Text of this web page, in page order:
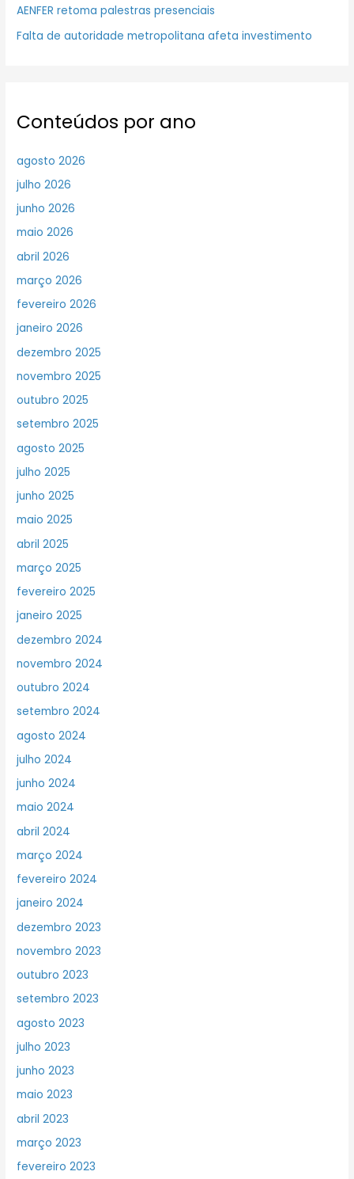
AENFER retoma palestras presenciais
Falta de autoridade metropolitana afeta investimento
Conteúdos por ano
agosto 2026
julho 2026
junho 2026
maio 2026
abril 2026
março 2026
fevereiro 2026
janeiro 2026
dezembro 2025
novembro 2025
outubro 2025
setembro 2025
agosto 2025
julho 2025
junho 2025
maio 2025
abril 2025
março 2025
fevereiro 2025
janeiro 2025
dezembro 2024
novembro 2024
outubro 2024
setembro 2024
agosto 2024
julho 2024
junho 2024
maio 2024
abril 2024
março 2024
fevereiro 2024
janeiro 2024
dezembro 2023
novembro 2023
outubro 2023
setembro 2023
agosto 2023
julho 2023
junho 2023
maio 2023
abril 2023
março 2023
fevereiro 2023